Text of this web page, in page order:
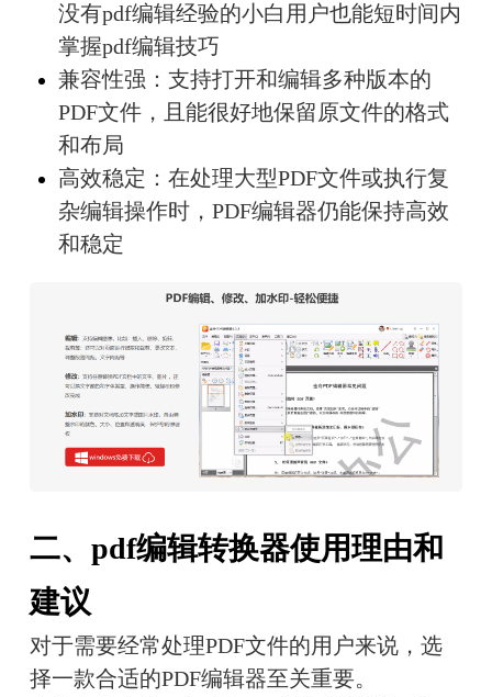
没有pdf编辑经验的小白用户也能短时间内
掌握pdf编辑技巧
兼容性强：支持打开和编辑多种版本的
PDF文件，且能很好地保留原文件的格式
和布局
高效稳定：在处理大型PDF文件或执行复
杂编辑操作时，PDF编辑器仍能保持高效
和稳定
二、pdf编辑转换器使用理由和
建议
对于需要经常处理PDF文件的用户来说，选
择一款合适的PDF编辑器至关重要。